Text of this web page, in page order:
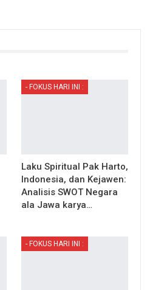
- FOKUS HARI INI :
Laku Spiritual Pak Harto,
Indonesia, dan Kejawen:
Analisis SWOT Negara
ala Jawa karya…
- FOKUS HARI INI :